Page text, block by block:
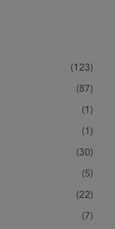
(123)
(87)
(1)
(1)
(30)
(5)
(22)
(7)